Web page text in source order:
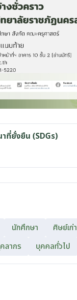
ที่ยั่งยืน (SDGs)
นักศึกษา
ศิษย์เก่า
ลากร บุคคลทั่วไป